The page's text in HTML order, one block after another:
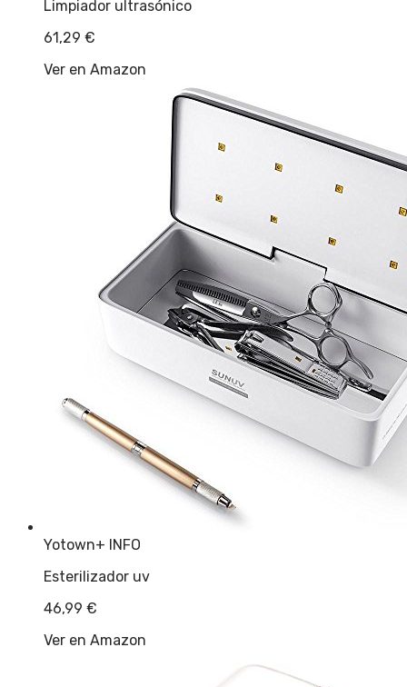
Limpiador ultrasónico
61,29 €
Ver en Amazon
Yotown+ INFO
Esterilizador uv
46,99 €
Ver en Amazon